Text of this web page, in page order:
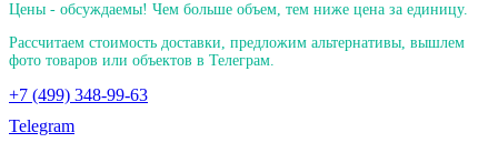
Цены - обсуждаемы! Чем больше объем, тем ниже цена за единицу.
Рассчитаем стоимость доставки, предложим альтернативы, вышлем
фото товаров или объектов в Телеграм.
+7 (499) 348-99-63
Telegram